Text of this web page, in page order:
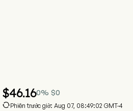
$46.160% $0
Phiên trước giờ: Aug 07, 08:49:02 GMT-4